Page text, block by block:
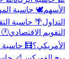
الأسهم🕊️ حاسبة
التداول🌴 حاسبة
التقويم الاقتصادي
الأمريكي؟🧮